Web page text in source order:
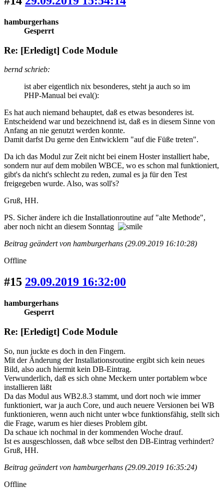
hamburgerhans
Gesperrt
Re: [Erledigt] Code Module
bernd schrieb:
ist aber eigentlich nix besonderes, steht ja auch so im
PHP-Manual bei eval():
Es hat auch niemand behauptet, daß es etwas besonderes ist.
Entscheidend war und bezeichnend ist, daß es in diesem Sinne von
Anfang an nie genutzt werden konnte.
Damit darfst Du gerne den Entwicklern "auf die Füße treten".
Da ich das Modul zur Zeit nicht bei einem Hoster installiert habe,
sondern nur auf dem mobilen WBCE, wo es schon mal funktioniert,
gibt's da nicht's schlecht zu reden, zumal es ja für den Test
freigegeben wurde. Also, was soll's?
Gruß, HH.
PS. Sicher ändere ich die Installationroutine auf "alte Methode",
aber noch nicht an diesem Sonntag
Beitrag geändert von hamburgerhans (29.09.2019 16:10:28)
Offline
#15 29.09.2019 16:32:00
hamburgerhans
Gesperrt
Re: [Erledigt] Code Module
So, nun juckte es doch in den Fingern.
Mit der Änderung der Installationsroutine ergibt sich kein neues
Bild, also auch hiermit kein DB-Eintrag.
Verwunderlich, daß es sich ohne Meckern unter portablem wbce
installieren läßt
Da das Modul aus WB2.8.3 stammt, und dort noch wie immer
funktioniert, war ja auch Core, und auch neuere Versionen bei WB
funktionieren, wenn auch nicht unter wbce funktionsfähig, stellt sich
die Frage, warum es hier dieses Problem gibt.
Da schaue ich nochmal in der kommenden Woche drauf.
Ist es ausgeschlossen, daß wbce selbst den DB-Eintrag verhindert?
Gruß, HH.
Beitrag geändert von hamburgerhans (29.09.2019 16:35:24)
Offline